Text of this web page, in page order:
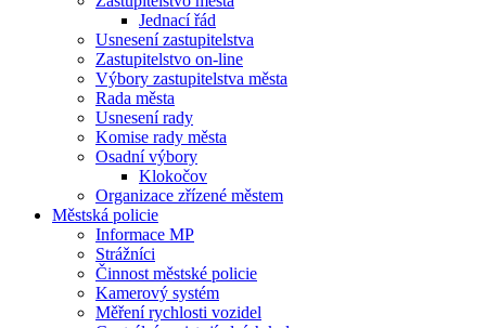
Jednací řád
Usnesení zastupitelstva
Zastupitelstvo on-line
Výbory zastupitelstva města
Rada města
Usnesení rady
Komise rady města
Osadní výbory
Klokočov
Organizace zřízené městem
Městská policie
Informace MP
Strážníci
Činnost městské policie
Kamerový systém
Měření rychlosti vozidel